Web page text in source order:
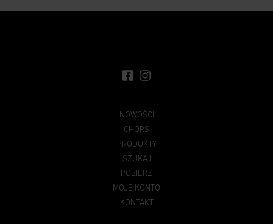
NOWOŚCI
CHORS
PRODUKTY
SZUKAJ
POBIERZ
MOJE KONTO
KONTAKT